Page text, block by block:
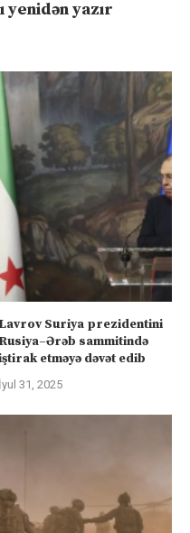
yenidən yazır
Lavrov Suriya prezidentini
Rusiya–Ərəb sammitində
etməyə dəvət edib
İyul 31, 2025